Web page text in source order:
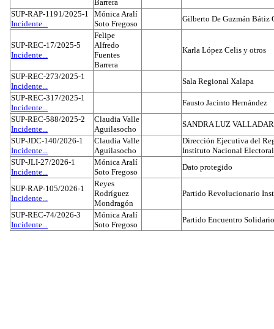
Barrera
SUP-RAP-1191/2025-1
Incidente...
Mónica Aralí
Soto Fregoso
Gilberto De Guzmán Bátiz
SUP-REC-17/2025-5
Incidente...
Felipe
Alfredo
Fuentes
Barrera
Karla López Celis y otros
SUP-REC-273/2025-1
Incidente...
Sala Regional Xalapa
SUP-REC-317/2025-1
Incidente...
Fausto Jacinto Hernández
SUP-REC-588/2025-2
Incidente...
Claudia Valle
Aguilasocho
SANDRA LUZ
SUP-JDC-140/2026-1
Incidente...
Claudia Valle
Aguilasocho
Dirección Ejecutiva del
Instituto Nacional Electoral
SUP-JLI-27/2026-1
Incidente...
Mónica Aralí
Soto Fregoso
Dato protegido
SUP-RAP-105/2026-1
Incidente...
Reyes
Rodríguez
Mondragón
Partido Revolucionario
SUP-REC-74/2026-3
Incidente...
Mónica Aralí
Soto Fregoso
Partido Encuentro